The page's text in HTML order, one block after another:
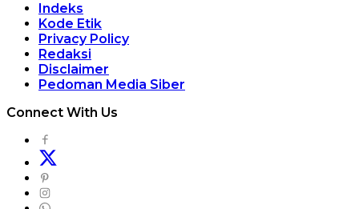
Indeks
Kode Etik
Privacy Policy
Redaksi
Disclaimer
Pedoman Media Siber
Connect With Us